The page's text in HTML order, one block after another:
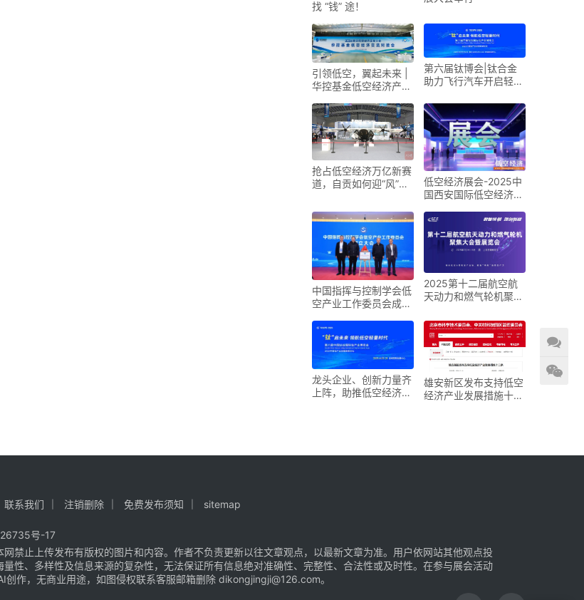
找 “钱” 途！
引领低空，翼起未来 |
华控基金低空经济产业
第六届钛博会|钛合金
助力飞行汽车开启轻量
抢占低空经济万亿新赛
道，自贡如何迎“风”而
低空经济展会-2025中
国西安国际低空经济展
中国指挥与控制学会低
空产业工作委员会成立
2025第十二届航空航
天动力和燃气轮机聚焦
龙头企业、创新力量齐
上阵，助推低空经济进
雄安新区发布支持低空
经济产业发展措施十二
联系我们 注销删除 免费发布须知 sitemap
号-17
禁止上传发布有版权的图片和内容。作者不负责更新以往文章观点，以最新文章为准。用户依网站其他观点投
性、多样性及信息来源的复杂性，无法保证所有信息绝对准确性、完整性、合法性或及时性。在参与展会活动
作，无商业用途，如图侵权联系客服邮箱删除 dikongjingji@126.com。